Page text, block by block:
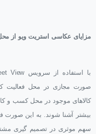
مزایای عکاسی استریت ویو از
صورت مجازی در محل فعالیت
کالاهای موجود در محل کسب و
بیشتر آشنا شوند. به این صورت
سهم موثری در تصمیم گیری